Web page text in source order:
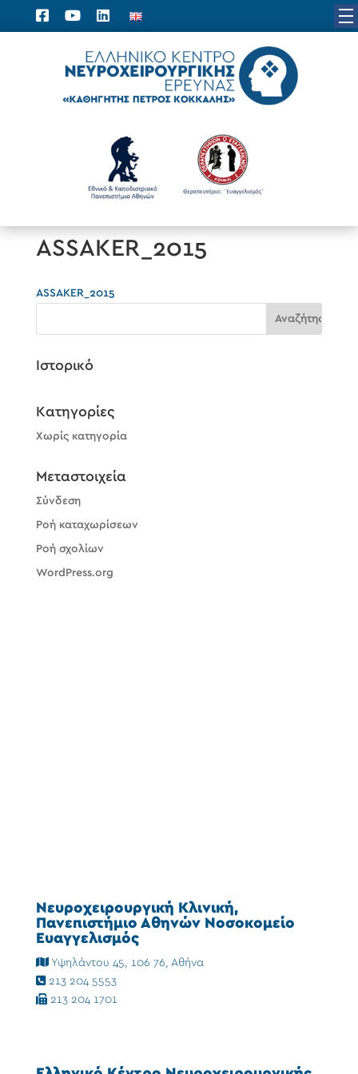
ASSAKER_2015
ASSAKER_2015
Ιστορικό
Kατηγορίες
Χωρίς κατηγορία
Μεταστοιχεία
Σύνδεση
Ροή καταχωρίσεων
Ροή σχολίων
WordPress.org
Νευροχειρουργική Κλινική,
Πανεπιστήμιο Αθηνών Νοσοκομείο
Ευαγγελισμός
Υψηλάντου 45, 106 76, Αθήνα
213 204 5553
213 204 1701